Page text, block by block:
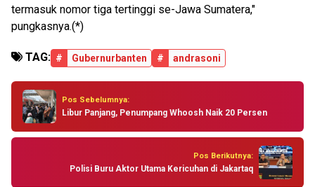
termasuk nomor tiga tertinggi se-Jawa Sumatera,"
pungkasnya.(*)
TAG: # Gubernurbanten # andrasoni
Pos Sebelumnya:
Libur Panjang, Penumpang Whoosh Naik 20 Persen
Pos Berikutnya:
Polisi Buru Aktor Utama Kericuhan di Jakartaq